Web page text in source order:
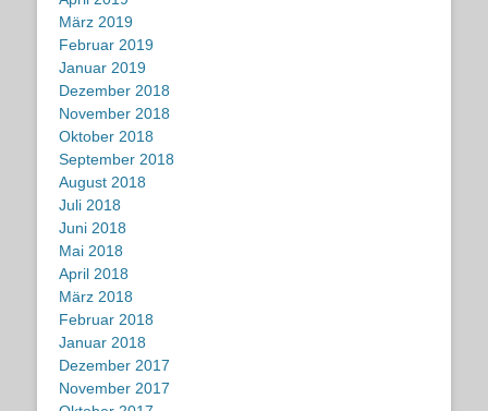
März 2019
Februar 2019
Januar 2019
Dezember 2018
November 2018
Oktober 2018
September 2018
August 2018
Juli 2018
Juni 2018
Mai 2018
April 2018
März 2018
Februar 2018
Januar 2018
Dezember 2017
November 2017